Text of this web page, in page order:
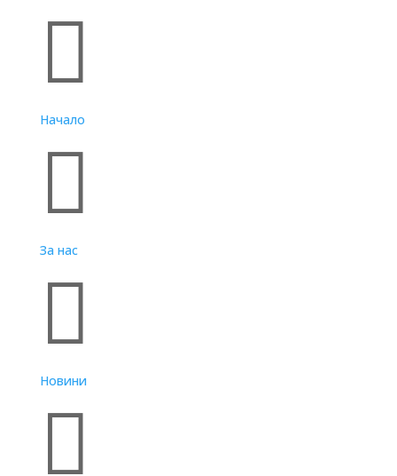

Начало

За нас

Новини
